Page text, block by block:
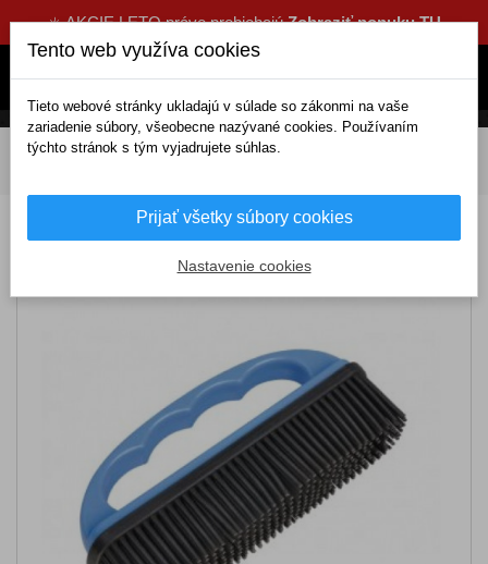
☀️ AKCIE LETO práve prebiehajúZobraziť ponuku TU
DOMOV Kozmetika a čistenie
Kefa na čistenie čalúnenia
Tento web využíva cookies
Tieto webové stránky ukladajú v súlade so zákonmi na vaše
zariadenie súbory, všeobecne nazývané cookies. Používaním
týchto stránok s tým vyjadrujete súhlas.
Prijať všetky súbory cookies
Nastavenie cookies